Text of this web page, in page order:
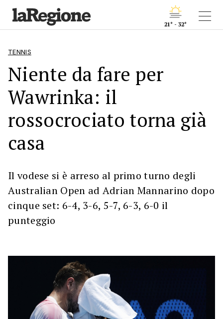
21° - 32°
TENNIS
Niente da fare per
Wawrinka: il
rossocrociato torna già
casa
Il vodese si è arreso al primo turno degli
Australian Open ad Adrian Mannarino dopo
cinque set: 6-4, 3-6, 5-7, 6-3, 6-0 il
punteggio